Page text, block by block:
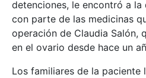
detenciones, le encontró a la
con parte de las medicinas
operación de Claudia Salón,
en el ovario desde hace un
Los familiares de la